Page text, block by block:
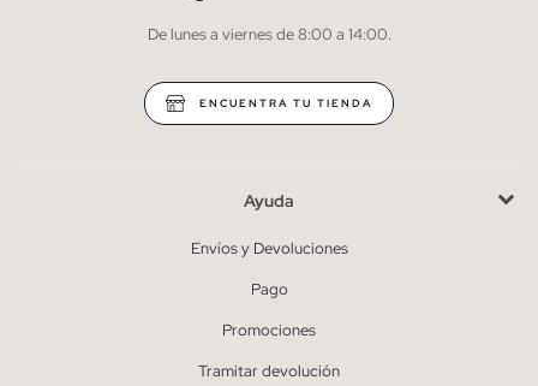
* Puedes cancelar la suscripción en cualquier momento.
De lunes a viernes de 8:00 a 14:00.
ENCUENTRA TU TIENDA
Ayuda
Envíos y Devoluciones
Pago
Promociones
Tramitar devolución